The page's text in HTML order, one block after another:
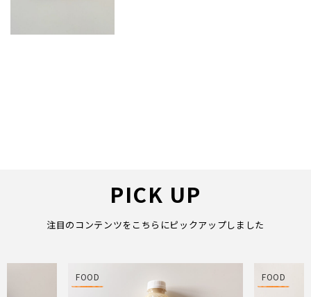
PICK UP
注目のコンテンツをこちらにピックアップしました
FOOD FOOD